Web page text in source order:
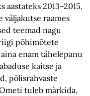
2013–2015.
väljakutse raames
teemad nagu
põhimõtete
enam tähelepanu
kaitse ja
põlisrahvaste
tuleb märkida,